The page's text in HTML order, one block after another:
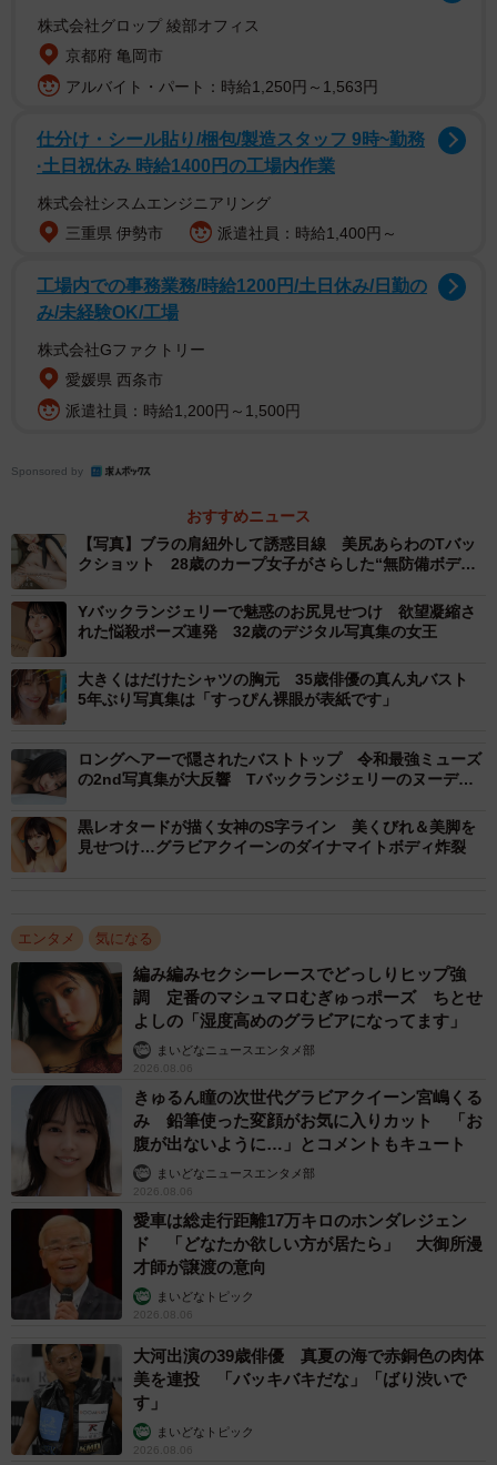
大西さんは「5月11日発売 #PARADE2026春号 さんで グラ
ビア撮影させて頂きました！ そして 5月18日は デジタル写
真集 も発売することに…！嬉しい！ 是非楽しみにしてて
上で仰向けになるオフショットも公開しています。
デジタル写真集「PARADE Digital Photobook」シリーズの
一環として、『大西桃香 120％MOMOKA！』が5月18日
【大西桃香さんプロフィル】
おおにし・ももか 1997年9月20日生まれ 奈良県出身
身長156cm 2014年にオーディションを経て「AKB48
Team8」に加入。ストリーミングサービスSHOWROOMで
AKB48を卒業。舞台『あの日はライオンが咲いていた』
（2026年６月3～7日、さいたま芸術劇場）に主演。公式
Ｘ：＠momo_0x0_920 公式Instagram：
@momo0920_official
株式会社グロップ 綾部オフィス
京都府 亀岡市
アルバイト・パート：時給1,250円～1,563円
仕分け・シール貼り/梱包/製造スタッフ 9時~勤務
·土日祝休み 時給1400円の工場内作業
株式会社シスムエンジニアリング
三重県 伊勢市
派遣社員：時給1,400円～
工場内での事務業務/時給1200円/土日休み/日勤の
み/未経験OK/工場
株式会社Gファクトリー
愛媛県 西条市
派遣社員：時給1,200円～1,500円
Sponsored by
おすすめニュース
【写真】ブラの肩紐外して誘惑目線 美尻あらわのTバッ
クショット 28歳のカープ女子がさらした“無防備ボデ
Yバックランジェリーで魅惑のお尻見せつけ 欲望凝縮さ
れた悩殺ポーズ連発 32歳のデジタル写真集の女王
大きくはだけたシャツの胸元 35歳俳優の真ん丸バスト
5年ぶり写真集は「すっぴん裸眼が表紙です」
ロングヘアーで隠されたバストトップ 令和最強ミューズ
の2nd写真集が大反響 Tバックランジェリーのヌーディ
黒レオタードが描く女神のS字ライン 美くびれ＆美脚を
見せつけ…グラビアクイーンのダイナマイトボディ炸裂
エンタメ 気になる
編み編みセクシーレースでどっしりヒップ強
調 定番のマシュマロむぎゅっポーズ ちとせ
よしの「湿度高めのグラビアになってます」
まいどなニュースエンタメ部
2026.08.06
きゅるん瞳の次世代グラビアクイーン宮嶋くる
み 鉛筆使った変顔がお気に入りカット 「お
腹が出ないように…」とコメントもキュート
まいどなニュースエンタメ部
2026.08.06
愛車は総走行距離17万キロのホンダレジェン
ド 「どなたか欲しい方が居たら」 大御所漫
才師が譲渡の意向
まいどなトピック
2026.08.06
大河出演の39歳俳優 真夏の海で赤銅色の肉体
美を連投 「バッキバキだな」「ばり渋いで
す」
まいどなトピック
2026.08.06